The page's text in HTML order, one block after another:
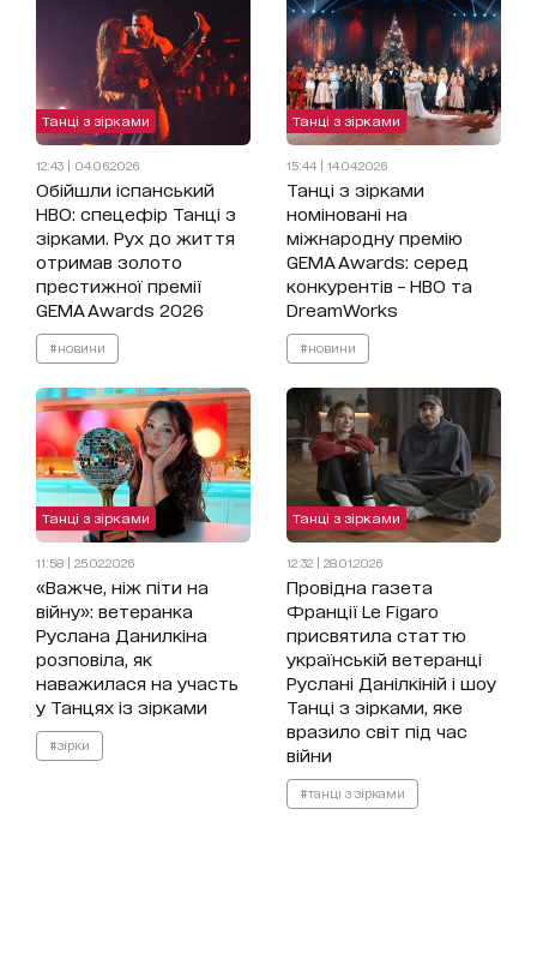
Танці з зірками
12:43 | 04.06.2026
Обійшли іспанський
HBO: спецефір Танці з
зірками. Рух до життя
отримав золото
престижної премії
GEMA Awards 2026
#новини
Танці з зірками
15:44 | 14.04.2026
Танці з зірками
номіновані на
міжнародну премію
GEMA Awards: серед
конкурентів – HBO та
DreamWorks
#новини
Танці з зірками
11:58 | 25.02.2026
«Важче, ніж піти на
війну»: ветеранка
Руслана Данилкіна
розповіла, як
наважилася на участь
у Танцях із зірками
#зірки
Танці з зірками
12:32 | 28.01.2026
Провідна газета
Франції Le Figaro
присвятила статтю
українській ветеранці
Руслані Данілкіній і шоу
Танці з зірками, яке
вразило світ під час
війни
#танці з зірками